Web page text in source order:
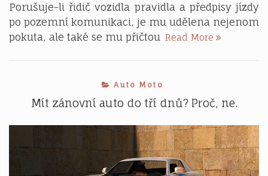
Porušuje-li řidič vozidla pravidla a předpisy jízdy
po pozemní komunikaci, je mu udělena nejenom
pokuta, ale také se mu přičtou Read More Za
většinou
Auto Moto
Mít zánovní auto do tří dnů? Proč, ne.